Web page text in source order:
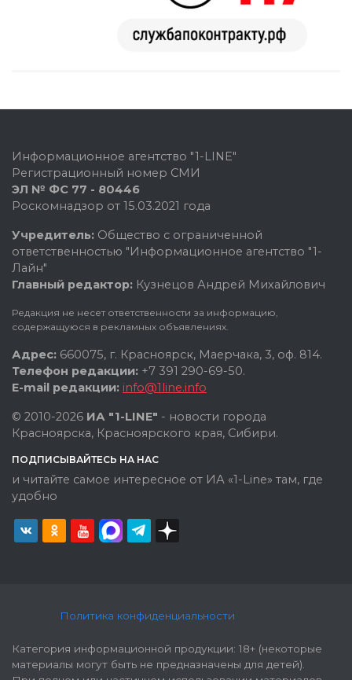
Информационное агентство "1-LINE"
Регистрационный номер СМИ
ЭЛ № ФС 77 - 80446
Роскомнадзор от 15.03.2021 года
Учредитель: Общество с ограниченной
ответственностью "Информационное агентство "1-
Лайн"
Главный редактор: Кузнецов Андрей Михайлович
Редакция не несет ответственности за информацию,
содержащуюся в рекламных объявлениях.
Адрес: 660075, г. Красноярск, Маерчака, 3, оф. 814.
Телефон редакции: +7 391 290-69-50.
E-mail редакции: info@1line.info
© 2010-2026 ИА "1-LINE" - новости города
Красноярска, Красноярского края, Сибири.
ПОДПИСЫВАЙТЕСЬ НА НАС
и читайте самое интересное от ИА «1-Line» там, где
удобно
Политика конфиденциальности
Категория информационной продукции: 18+ (некоторые
материалы могут быть не предназначены для детей).